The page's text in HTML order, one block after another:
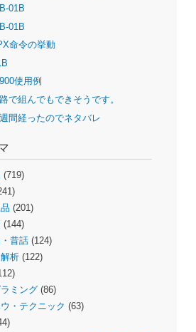
01B
01B
命令の挙動
使用例
で組んでもできそうです。
間経ったのでネタバレ
(719)
(201)
(144)
昔話(124)
析(122)
ミング(86)
ウ・テクニック (63)